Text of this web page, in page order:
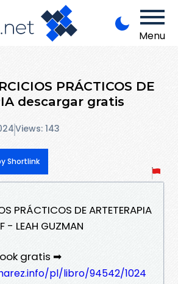
Menu
PRÁCTICOS DE
descargar gratis
Views: 143
Shortlink
PRÁCTICOS DE ARTETERAPIA
LEAH GUZMAN
gratis ➡
pl/libro/94542/1024